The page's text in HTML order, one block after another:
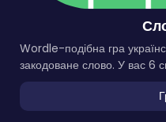
Wordle-подібна гра
закодоване слово. У вас 6